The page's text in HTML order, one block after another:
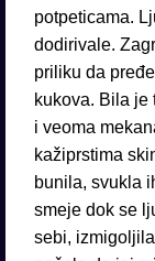
potpeticama.
dodirivale.
priliku da
kukova. Bila je
i veoma
kažiprstima
bunila, svukla
smeje dok se
sebi,